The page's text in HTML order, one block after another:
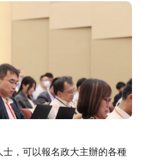
，可以報名政大主辦的各種